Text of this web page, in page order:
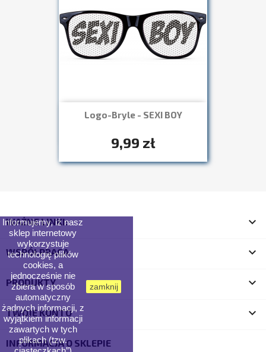
Logo-Bryle - SEXI BOY
9,99 zł
Szybki podgląd
WAŻNE LINKI: 
WSPÓŁPRACA 
PRODUKTY 
TWOJE KONTO 
INFORMACJA O SKLEPIE
Informujemy, iż nasz
sklep internetowy
wykorzystuje
technologię plików
cookies, a
jednocześnie nie
zbiera w sposób
automatyczny
żadnych informacji, z
wyjątkiem informacji
zawartych w tych
plikach (tzw.
zamknij